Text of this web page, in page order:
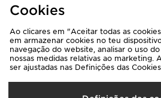
Seleciona O
Cookies
Ao clicares em "Aceitar todas as
em armazenar cookies no teu
navegação do website, analisar o uso
nossas medidas relativas ao marketing.
ser ajustadas nas Definições das